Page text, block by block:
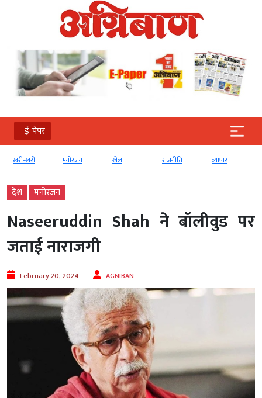
ई-पेपर
खरी-खरी मनोरंजन खेल राजनीति व्‍यापार
देश मनोरंजन
Naseeruddin Shah ने बॉलीवुड पर
जताई नाराजगी
February 20, 2024 AGNIBAN